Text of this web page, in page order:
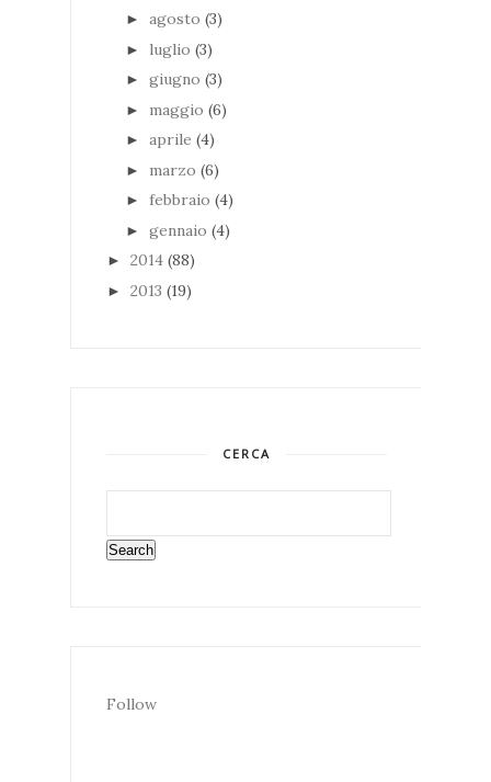
► agosto (3)
► luglio (3)
► giugno (3)
► maggio (6)
► aprile (4)
► marzo (6)
► febbraio (4)
► gennaio (4)
► 2014 (88)
► 2013 (19)
CERCA
Follow